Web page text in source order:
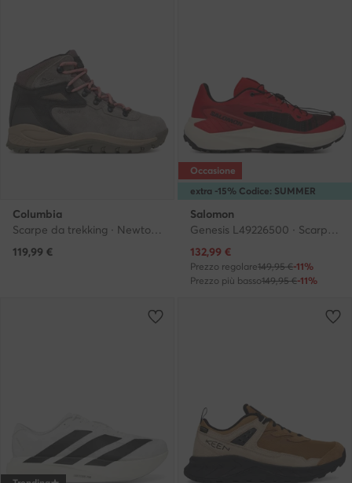
Columbia
119,99 €
extra -15% Codice: SUMMER
Occasione
Salomon
Prezzo attuale
132,99 €
Prezzo regolare149,95 €-11%
Prezzo più basso149,95 €-11%